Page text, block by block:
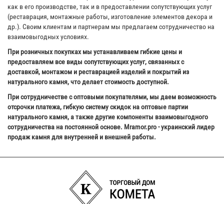
как в его производстве, так и в предоставлении сопутствующих услуг
(реставрация, монтажные работы, изготовление элементов декора и
др.). Своим клиентам и партнерам мы предлагаем сотрудничество на
взаимовыгодных условиях.
При розничных покупках мы устанавливаем гибкие цены и
предоставляем все виды сопутствующих услуг, связанных с
доставкой, монтажом и реставрацией изделий и покрытий из
натурального камня, что делает стоимость доступной.
При сотрудничестве с оптовыми покупателями, мы даем возможность
отсрочки платежа, гибкую систему скидок на оптовые партии
натурального камня, а также другие компоненты взаимовыгодного
сотрудничества на постоянной основе. Mramor.pro - украинский лидер
продаж камня для внутренней и внешней работы.